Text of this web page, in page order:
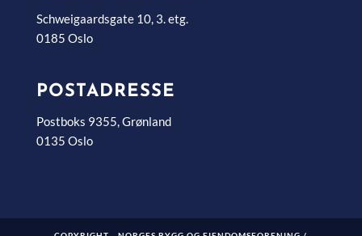
Schweigaardsgate 10, 3. etg.
0185 Oslo
POSTADRESSE
Postboks 9355, Grønland
0135 Oslo